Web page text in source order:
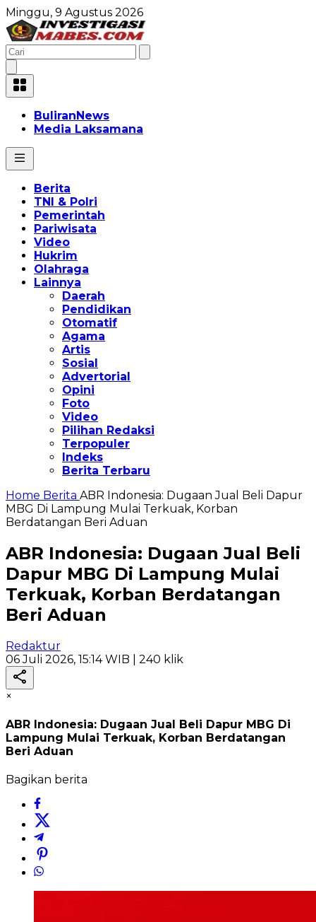
Minggu, 9 Agustus 2026
BuliranNews
Media Laksamana
Berita
TNI & Polri
Pemerintah
Pariwisata
Video
Hukrim
Olahraga
Lainnya
Daerah
Pendidikan
Otomatif
Agama
Artis
Sosial
Advertorial
Opini
Foto
Video
Pilihan Redaksi
Terpopuler
Indeks
Berita Terbaru
Home Berita ABR Indonesia: Dugaan Jual Beli Dapur
MBG Di Lampung Mulai Terkuak, Korban
Berdatangan Beri Aduan
ABR Indonesia: Dugaan Jual Beli
Dapur MBG Di Lampung Mulai
Terkuak, Korban Berdatangan
Beri Aduan
Redaktur
06 Juli 2026, 15:14 WIB | 240 klik
×
ABR Indonesia: Dugaan Jual Beli Dapur MBG Di
Lampung Mulai Terkuak, Korban Berdatangan
Beri Aduan
Bagikan berita